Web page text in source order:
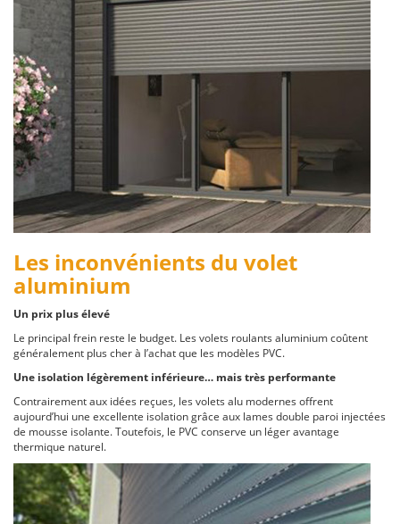
Les inconvénients du volet
aluminium
Un prix plus élevé
Le principal frein reste le budget. Les volets roulants aluminium coûtent
généralement plus cher à l’achat que les modèles PVC.
Une isolation légèrement inférieure… mais très performante
Contrairement aux idées reçues, les volets alu modernes offrent
aujourd’hui une excellente isolation grâce aux lames double paroi injectées
de mousse isolante. Toutefois, le PVC conserve un léger avantage
thermique naturel.